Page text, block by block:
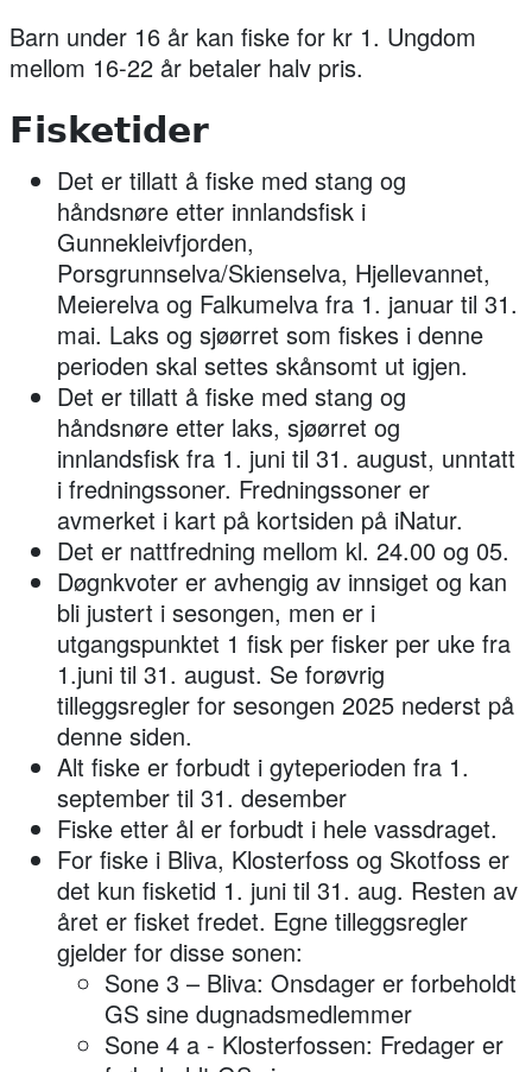
Barn under 16 år kan fiske for kr 1. Ungdom
mellom 16-22 år betaler halv pris.
Fisketider
Det er tillatt å fiske med stang og
håndsnøre etter innlandsfisk i
Gunnekleivfjorden,
Porsgrunnselva/Skienselva, Hjellevannet,
Meierelva og Falkumelva fra 1. januar til 31.
mai. Laks og sjøørret som fiskes i denne
perioden skal settes skånsomt ut igjen.
Det er tillatt å fiske med stang og
håndsnøre etter laks, sjøørret og
innlandsfisk fra 1. juni til 31. august, unntatt
i fredningssoner. Fredningssoner er
avmerket i kart på kortsiden på iNatur.
Det er nattfredning mellom kl. 24.00 og 05.
Døgnkvoter er avhengig av innsiget og kan
bli justert i sesongen, men er i
utgangspunktet 1 fisk per fisker per uke fra
1.juni til 31. august. Se forøvrig
tilleggsregler for sesongen 2025 nederst på
denne siden.
Alt fiske er forbudt i gyteperioden fra 1.
september til 31. desember
Fiske etter ål er forbudt i hele vassdraget.
For fiske i Bliva, Klosterfoss og Skotfoss er
det kun fisketid 1. juni til 31. aug. Resten av
året er fisket fredet. Egne tilleggsregler
gjelder for disse sonen:
Sone 3 – Bliva: Onsdager er forbeholdt
GS sine dugnadsmedlemmer
Sone 4 a - Klosterfossen: Fredager er